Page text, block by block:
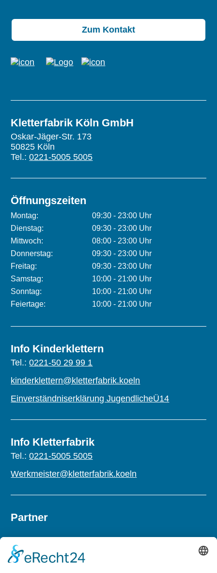
Zum Kontakt
Kletterfabrik Köln GmbH
Oskar-Jäger-Str. 173
50825 Köln
Tel.:0221-5005 5005
Öffnungszeiten
Montag:
09:30 - 23:00 Uhr
Dienstag:
09:30 - 23:00 Uhr
Mittwoch:
08:00 - 23:00 Uhr
Donnerstag:
09:30 - 23:00 Uhr
Freitag:
09:30 - 23:00 Uhr
Samstag:
10:00 - 21:00 Uhr
Sonntag:
10:00 - 21:00 Uhr
Feiertage:
10:00 - 21:00 Uhr
Info Kinderklettern
Tel.:0221-50 29 99 1
kinderklettern@kletterfabrik.koeln
Einverständniserklärung JugendlicheÜ14
Info Kletterfabrik
Tel.:0221-5005 5005
Werkmeister@kletterfabrik.koeln
Partner